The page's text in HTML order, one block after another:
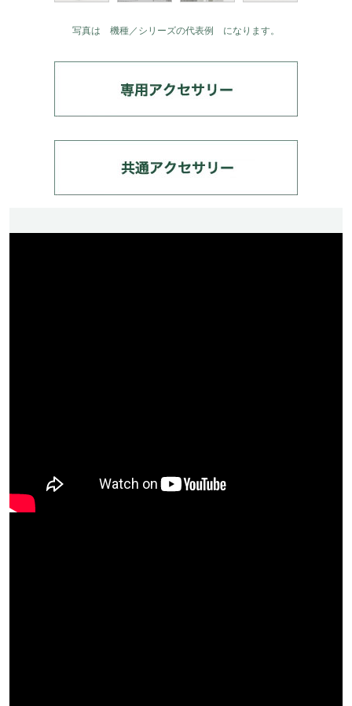
写真は 機種／シリーズの代表例 になります。